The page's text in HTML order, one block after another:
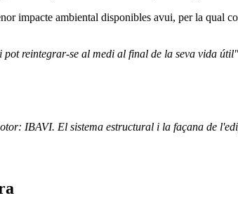
impacte ambiental disponibles avui, per la qual
pot reintegrar-se al medi al final de la seva vida útil"
IBAVI. El sistema estructural i la façana de